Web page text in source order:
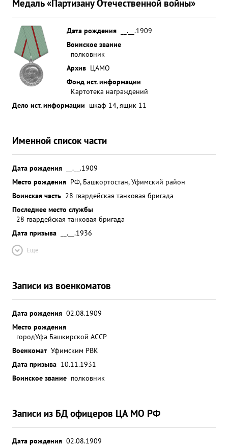
Медаль «Партизану Отечественной войны»
Дата рождения
__.__.1909
Воинское звание
полковник
Архив ЦАМО
Фонд ист. информации
Картотека награждений
Дело ист. информации шкаф 14, ящик 11
Именной список части
Дата рождения
__.__.1909
Место рождения РФ, Башкортостан, Уфимский район
Воинская часть 28 гвардейская танковая бригада
Последнее место службы
28 гвардейская танковая бригада
Дата призыва
__.__.1936
Ещё
Записи из военкоматов
Дата рождения 02.08.1909
Место рождения
городУфа Башкирской АССР
Военкомат Уфимским РВК
Дата призыва 10.11.1931
Воинское звание полковник
Записи из БД офицеров ЦА МО РФ
Дата рождения 02.08.1909